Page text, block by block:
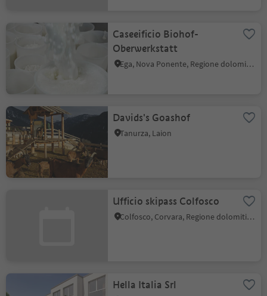
Caseeificio Biohof-
Oberwerkstatt
Ega, Nova Ponente, Regione dolomitica Val d'Ega
Davids's Goashof
Tanurza, Laion
Ufficio skipass Colfosco
Colfosco, Corvara, Regione dolomitica Alta Badia
Hella Italia Srl